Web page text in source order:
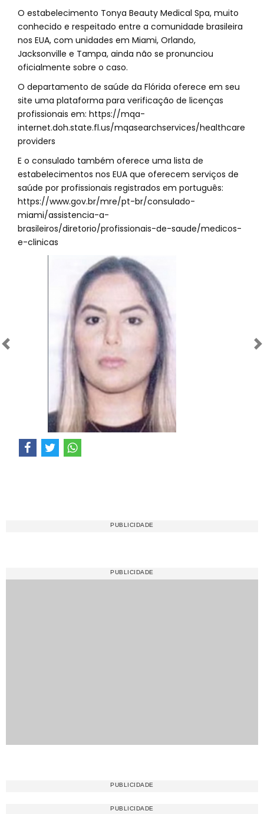
O estabelecimento Tonya Beauty Medical Spa, muito
conhecido e respeitado entre a comunidade brasileira
nos EUA, com unidades em Miami, Orlando,
Jacksonville e Tampa, ainda não se pronunciou
oficialmente sobre o caso.
O departamento de saúde da Flórida oferece em seu
site uma plataforma para verificação de licenças
profissionais em: https://mqa-
internet.doh.state.fl.us/mqasearchservices/healthcare
providers
E o consulado também oferece uma lista de
estabelecimentos nos EUA que oferecem serviços de
saúde por profissionais registrados em português:
https://www.gov.br/mre/pt-br/consulado-
miami/assistencia-a-
brasileiros/diretorio/profissionais-de-saude/medicos-
e-clinicas
Anterior Próximo